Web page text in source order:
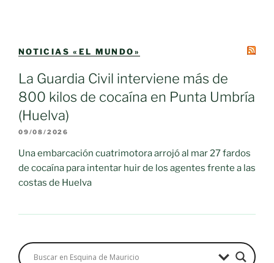
NOTICIAS «EL MUNDO»
La Guardia Civil interviene más de
800 kilos de cocaína en Punta Umbría
(Huelva)
09/08/2026
Una embarcación cuatrimotora arrojó al mar 27 fardos
de cocaína para intentar huir de los agentes frente a las
costas de Huelva